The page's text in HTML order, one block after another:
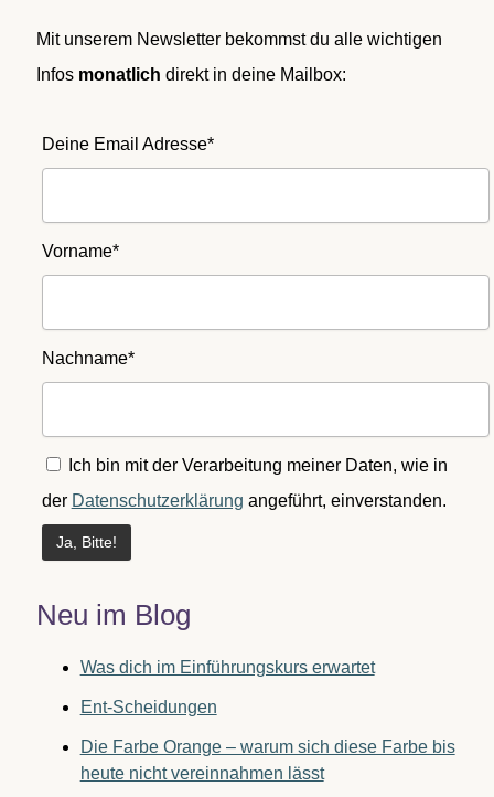
Mit unserem Newsletter bekommst du alle wichtigen
Infos monatlich direkt in deine Mailbox:
Deine Email Adresse*
Vorname*
Nachname*
Ich bin mit der Verarbeitung meiner Daten, wie in
der Datenschutzerklärung angeführt, einverstanden.
Neu im Blog
Was dich im Einführungskurs erwartet
Ent-Scheidungen
Die Farbe Orange – warum sich diese Farbe bis
heute nicht vereinnahmen lässt